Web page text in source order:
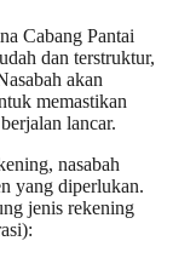
Cabang Pantai
dan terstruktur,
akan
memastikan
lancar.
nasabah
yang diperlukan.
jenis rekening